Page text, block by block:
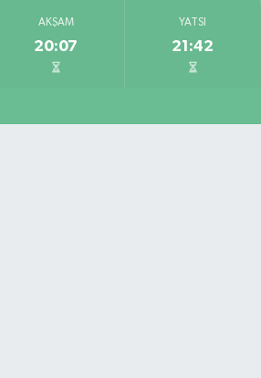
AKŞAM
20:07
YATSI
21:42